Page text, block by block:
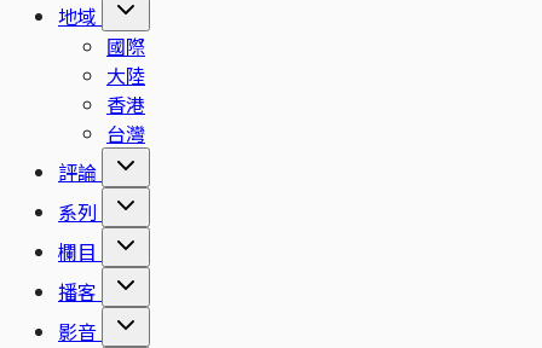
地域
國際
大陸
香港
台灣
評論
系列
欄目
播客
影音